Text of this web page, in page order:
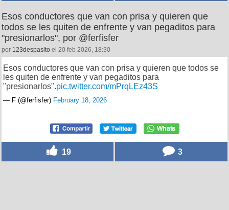
Esos conductores que van con prisa y quieren que
todos se les quiten de enfrente y van pegaditos para
"presionarlos", por @ferfisfer
por 123despasito el 20 feb 2026, 18:30
Esos conductores que van con prisa y quieren que todos se
les quiten de enfrente y van pegaditos para
"presionarlos".pic.twitter.com/mPrqLEz43S
— F (@ferfisfer) February 18, 2026
19 3